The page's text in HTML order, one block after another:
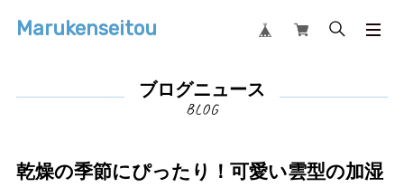
Marukenseitou
ブログニュース
乾燥の季節にぴったり！可愛い雲型の加湿